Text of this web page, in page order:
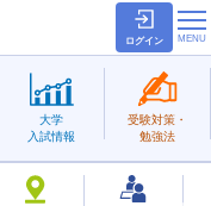
ログイン
大学
入試情報
受験対策・
勉強法